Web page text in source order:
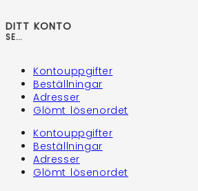
DITT KONTO
SE...
Kontouppgifter
Beställningar
Adresser
Glömt lösenordet
Kontouppgifter
Beställningar
Adresser
Glömt lösenordet